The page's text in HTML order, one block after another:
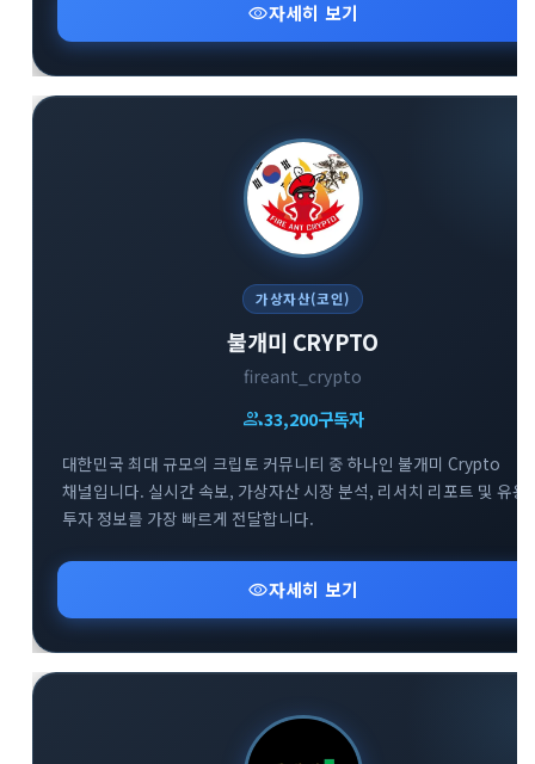
visibility자세히 보기
가상자산(코인)
불개미 CRYPTO
fireant_crypto
group33,200구독자
대한민국 최대 규모의 크립토 커뮤니티 중 하나인 불개미 Crypto
채널입니다. 실시간 속보, 가상자산 시장 분석, 리서치 리포트 및 유용
투자 정보를 가장 빠르게 전달합니다.
visibility자세히 보기